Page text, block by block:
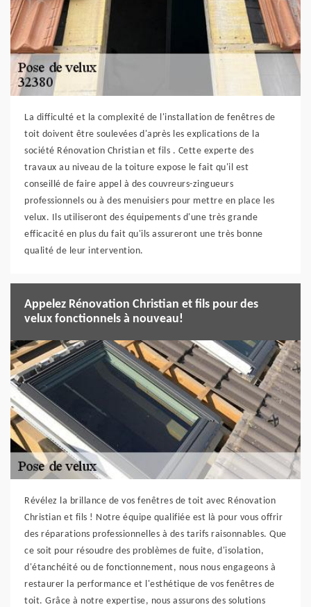
La difficulté et la complexité de l'installation de fenêtres de
toit doivent être soulevées d'après les explications de la
société Rénovation Christian et fils . Cette experte des
travaux au niveau de la toiture expose le fait qu'il est
conseillé de faire appel à des couvreurs-zingueurs
professionnels ou à des menuisiers pour mettre en place les
velux. Ils utiliseront des équipements d'une très grande
efficacité en plus du fait qu'ils assureront une très bonne
qualité de leur intervention.
Appelez Rénovation Christian et fils pour des
velux fonctionnels à nouveau!
Révélez la brillance de vos fenêtres de toit avec Rénovation
Christian et fils ! Notre équipe qualifiée est là pour vous offrir
des réparations professionnelles à des tarifs raisonnables. Que
ce soit pour résoudre des problèmes de fuite, d'isolation,
d'étanchéité ou de fonctionnement, nous nous engageons à
restaurer la performance et l'esthétique de vos fenêtres de
toit. Grâce à notre expertise, nous assurons des solutions